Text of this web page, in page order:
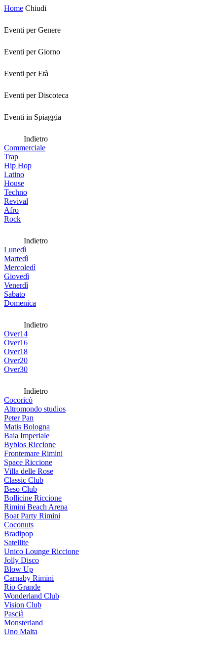
Home Chiudi
Eventi per Genere
Eventi per Giorno
Eventi per Età
Eventi per Discoteca
Eventi in Spiaggia
Indietro
Commerciale
Trap
Hip Hop
Latino
House
Techno
Revival
Afro
Rock
Indietro
Lunedì
Martedì
Mercoledì
Giovedì
Venerdì
Sabato
Domenica
Indietro
Over14
Over16
Over18
Over20
Over30
Indietro
Cocoricò
Altromondo studios
Peter Pan
Matis Bologna
Baia Imperiale
Byblos Riccione
Frontemare Rimini
Space Riccione
Villa delle Rose
Classic Club
Beso Club
Bollicine Riccione
Rimini Beach Arena
Boat Party Rimini
Coconuts
Bradipop
Satellite
Unico Lounge Riccione
Jolly Disco
Blow Up
Carnaby Rimini
Rio Grande
Wonderland Club
Vision Club
Pascià
Monsterland
Uno Malta